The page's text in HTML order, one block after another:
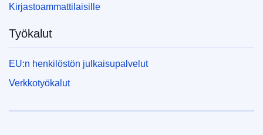
Kirjastoammattilaisille
Työkalut
EU:n henkilöstön julkaisupalvelut
Verkkotyökalut